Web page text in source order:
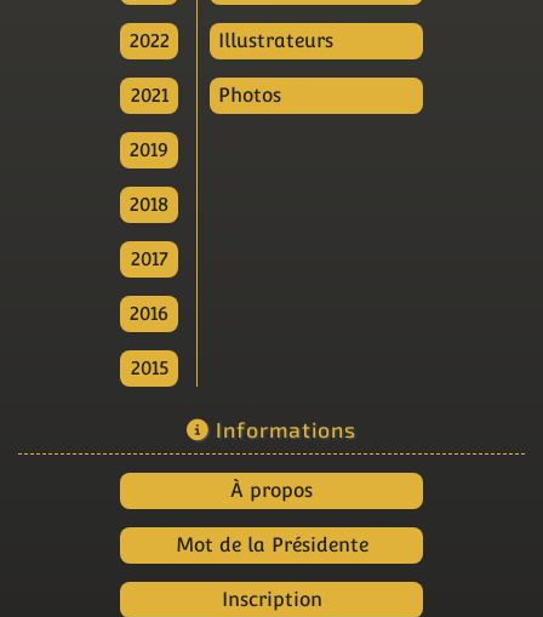
2022
2021
2019
2018
2017
2016
2015
Illustrateurs
Photos
Informations
À propos
Mot de la Présidente
Inscription